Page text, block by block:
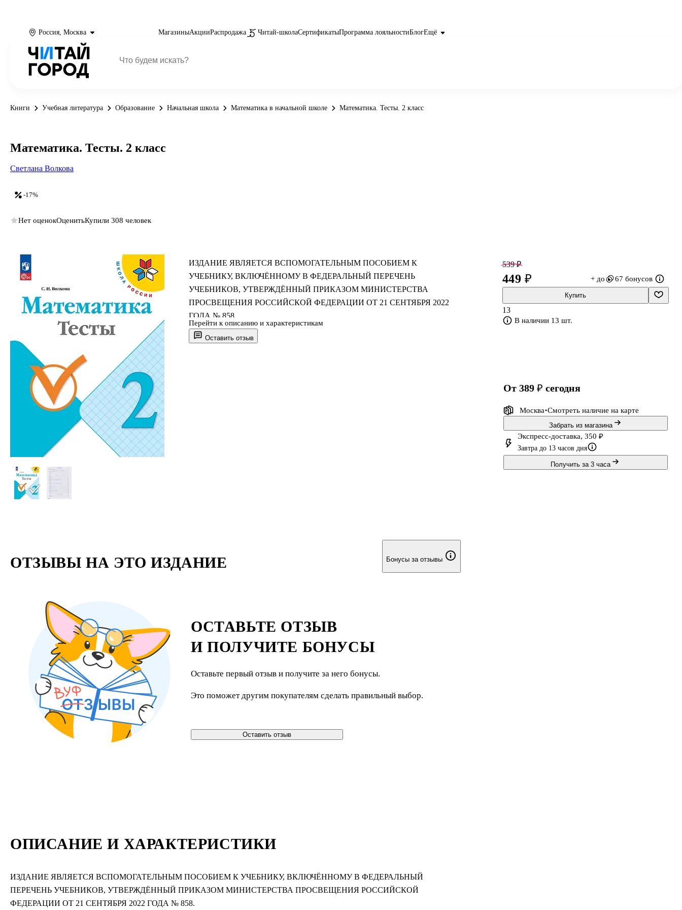
Россия, Москва МагазиныАкцииРаспродажа Читай-школаСертификатыПрограмма лояльностиБлогЕщё
Книги Учебная литература Образование Начальная школа Математика в начальной школе Математика. Тесты. 2 класс
Оставить отзыв
ИЗДАНИЕ ЯВЛЯЕТСЯ ВСПОМОГАТЕЛЬНЫМ ПОСОБИЕМ К
УЧЕБНИКУ, ВКЛЮЧЁННОМУ В ФЕДЕРАЛЬНЫЙ ПЕРЕЧЕНЬ
УЧЕБНИКОВ, УТВЕРЖДЁННЫЙ ПРИКАЗОМ МИНИСТЕРСТВА
ПРОСВЕЩЕНИЯ РОССИЙСКОЙ ФЕДЕРАЦИИ ОТ 21 СЕНТЯБРЯ 2022
ГОДА № 858.
Учебное пособие «Математика. Тесты. 2 класс» (в 2-х вариантах), авт. С.И.
Перейти к описанию и характеристикам
-17%
Математика. Тесты. 2 класс
Светлана Волкова
Нет оценокОценитьКупили 308 человек
539 ₽
449 ₽ + до 67 бонусов
Купить
13
В наличии 13 шт.
от 389 ₽ сегодня
Москва Смотреть наличие на карте
Забрать из магазина
Экспресс-доставка, 350 ₽
Завтра до 13 часов дня
Получить за 3 часа
ОПИСАНИЕ И ХАРАКТЕРИСТИКИ
ИЗДАНИЕ ЯВЛЯЕТСЯ ВСПОМОГАТЕЛЬНЫМ ПОСОБИЕМ К УЧЕБНИКУ, ВКЛЮЧЁННОМУ В ФЕДЕРАЛЬНЫЙ
ПЕРЕЧЕНЬ УЧЕБНИКОВ, УТВЕРЖДЁННЫЙ ПРИКАЗОМ МИНИСТЕРСТВА ПРОСВЕЩЕНИЯ РОССИЙСКОЙ
ФЕДЕРАЦИИ ОТ 21 СЕНТЯБРЯ 2022 ГОДА № 858.
ОТЗЫВЫ НА ЭТО ИЗДАНИЕ Бонусы за отзывы
ОСТАВЬТЕ ОТЗЫВ
И ПОЛУЧИТЕ БОНУСЫ
Оставьте первый отзыв и получите за него бонусы.
Это поможет другим покупателям сделать правильный выбор.
Оставить отзыв